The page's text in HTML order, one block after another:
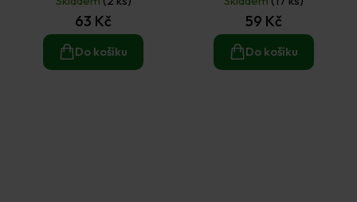
63 Kč
Do košíku
59 Kč
Do košíku